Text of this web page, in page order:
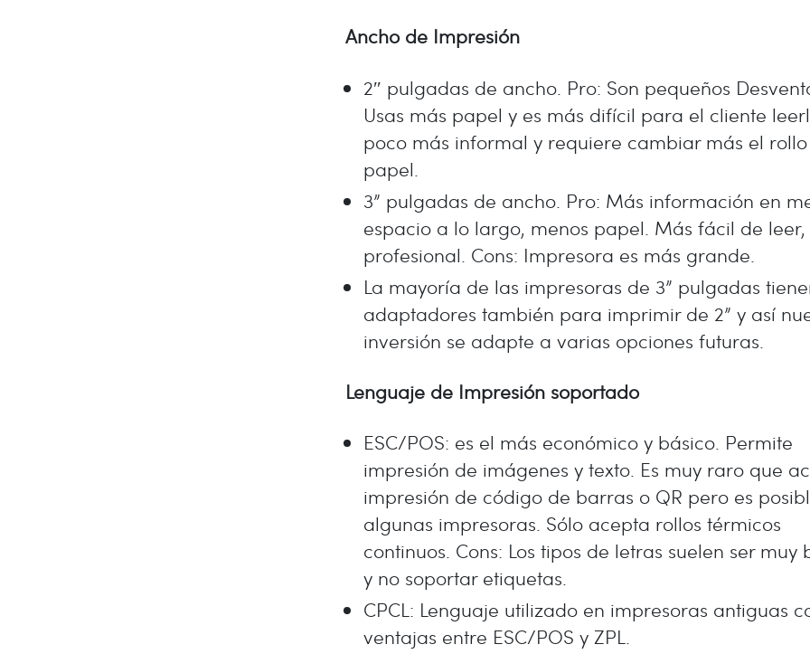
Ancho de Impresión
2″ pulgadas de ancho. Pro: Son pequeños
Usas más papel y es más difícil para el cliente
poco más informal y requiere cambiar más el
papel.
3” pulgadas de ancho. Pro: Más información en
espacio a lo largo, menos papel. Más fácil de leer,
profesional. Cons: Impresora es más grande.
La mayoría de las impresoras de 3” pulgadas
adaptadores también para imprimir de 2” y así
inversión se adapte a varias opciones futuras.
Lenguaje de Impresión soportado
ESC/POS: es el más económico y básico. Permite
impresión de imágenes y texto. Es muy raro que
impresión de código de barras o QR pero es
algunas impresoras. Sólo acepta rollos térmicos
continuos. Cons: Los tipos de letras suelen ser muy
y no soportar etiquetas.
CPCL: Lenguaje utilizado en impresoras antiguas
ventajas entre ESC/POS y ZPL.